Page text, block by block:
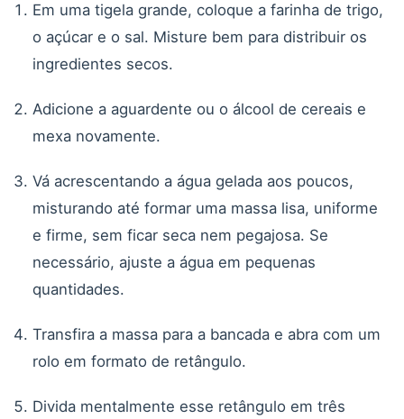
Em uma tigela grande, coloque a farinha de trigo,
o açúcar e o sal. Misture bem para distribuir os
ingredientes secos.
Adicione a aguardente ou o álcool de cereais e
mexa novamente.
Vá acrescentando a água gelada aos poucos,
misturando até formar uma massa lisa, uniforme
e firme, sem ficar seca nem pegajosa. Se
necessário, ajuste a água em pequenas
quantidades.
Transfira a massa para a bancada e abra com um
rolo em formato de retângulo.
Divida mentalmente esse retângulo em três